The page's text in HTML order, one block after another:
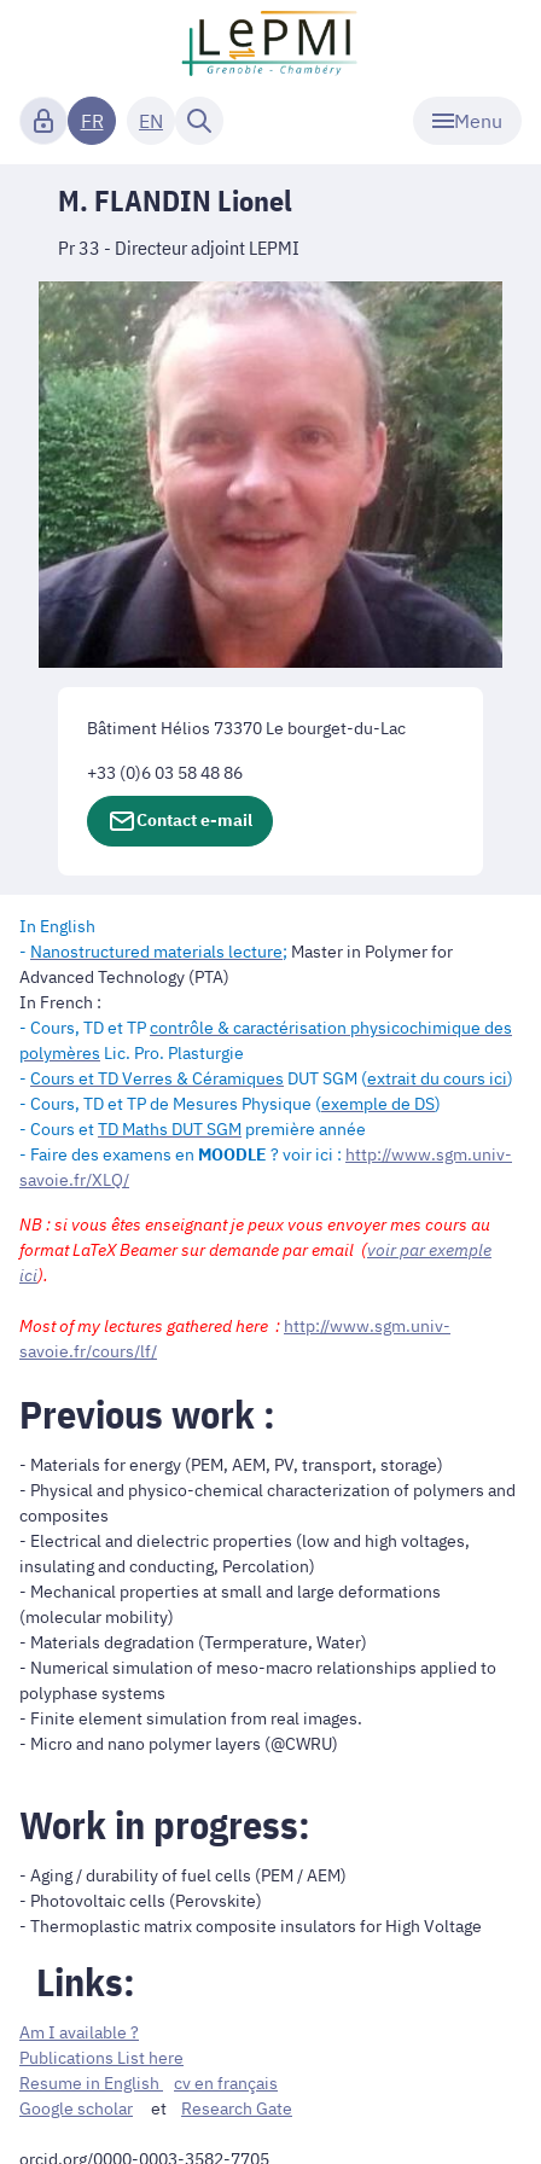
Menu
FR EN
M. FLANDIN Lionel
Pr 33 - Directeur adjoint LEPMI
Bâtiment Hélios 73370 Le bourget-du-Lac
+33 (0)6 03 58 48 86
Contact e-mail
In English
- Nanostructured materials lecture; Master in Polymer for
Advanced Technology (PTA)
In French :
- Cours, TD et TPcontrôle & caractérisation physicochimique des
polymères Lic. Pro. Plasturgie
- Cours et TD Verres & Céramiques DUT SGM (extrait du cours ici)
- Cours, TD et TP de Mesures Physique (exemple de DS)
- Cours etTD Maths DUT SGM première année
- Faire des examens en MOODLE ? voir ici : http://www.sgm.univ-
savoie.fr/XLQ/
NB : si vous êtes enseignant je peux vous envoyer mes cours au
format LaTeX Beamer sur demande par email (voir par exemple
ici).
Most of my lectures gathered here : http://www.sgm.univ-
savoie.fr/cours/lf/
Previous work :
- Materials for energy (PEM, AEM, PV, transport, storage)
- Physical and physico-chemical characterization of polymers and
composites
- Electrical and dielectric properties (low and high voltages,
insulating and conducting, Percolation)
- Mechanical properties at small and large deformations
(molecular mobility)
- Materials degradation (Termperature, Water)
- Numerical simulation of meso-macro relationships applied to
polyphase systems
- Finite element simulation from real images.
- Micro and nano polymer layers (@CWRU)
Work in progress:
- Aging / durability of fuel cells (PEM / AEM)
- Photovoltaic cells (Perovskite)
- Thermoplastic matrix composite insulators for High Voltage
Links:
Am I available ?
Publications List here
Resume in English
cv en français
Google scholar et Research Gate
orcid.org/0000-0003-3582-7705